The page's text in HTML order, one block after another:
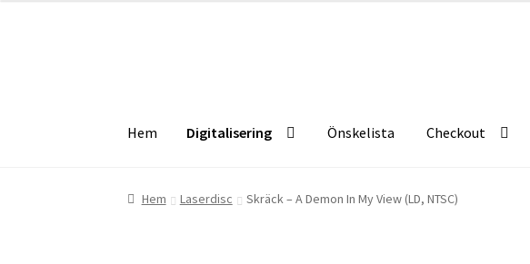
Hem Digitalisering Önskelista Checkout
Hem Digitalisering Önskelista Checkout Info ButikKategorier
Hem Laserdisc Skräck – A Demon In My View (LD, NTSC)